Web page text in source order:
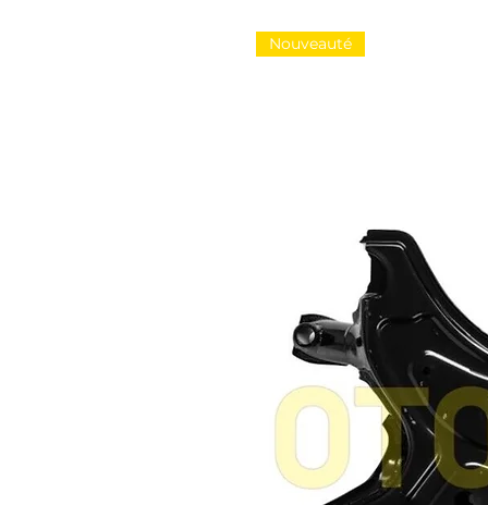
Nouveauté